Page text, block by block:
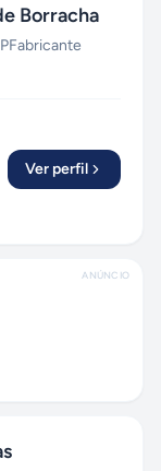
Borracha
Fabricante
Ver perfil
ANÚNCIO